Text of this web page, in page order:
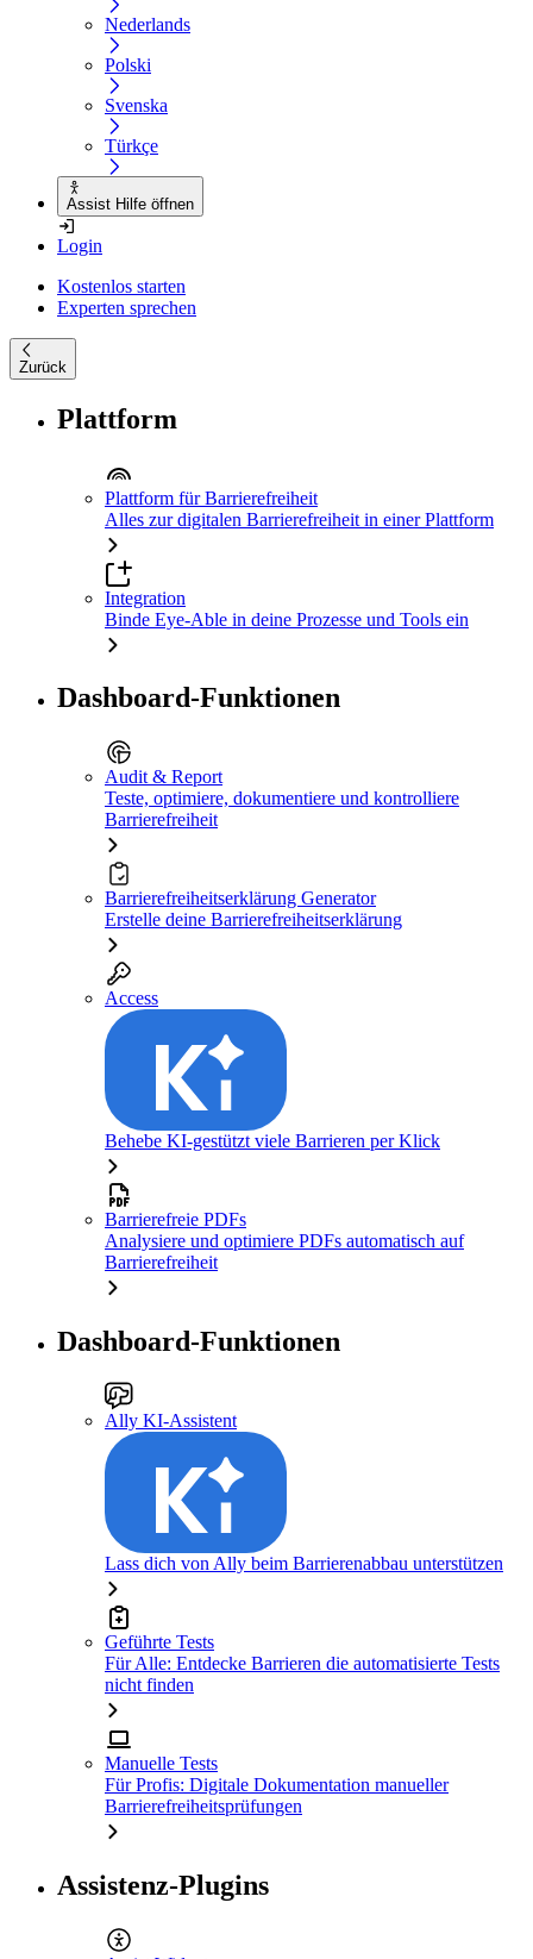
Nederlands
Polski
Svenska
Türkçe
Assist Hilfe öffnen
Login
Kostenlos starten
Experten sprechen
Zurück
Plattform
Plattform für Barrierefreiheit
Alles zur digitalen Barrierefreiheit in einer Plattform
Integration
Binde Eye-Able in deine Prozesse und Tools ein
Dashboard-Funktionen
Audit & Report
Teste, optimiere, dokumentiere und kontrolliere
Barrierefreiheit
Barrierefreiheitserklärung Generator
Erstelle deine Barrierefreiheitserklärung
Access
Behebe KI-gestützt viele Barrieren per Klick
Barrierefreie PDFs
Analysiere und optimiere PDFs automatisch auf
Barrierefreiheit
Dashboard-Funktionen
Ally KI-Assistent
Lass dich von Ally beim Barrierenabbau unterstützen
Geführte Tests
Für Alle: Entdecke Barrieren die automatisierte Tests
nicht finden
Manuelle Tests
Für Profis: Digitale Dokumentation manueller
Barrierefreiheitsprüfungen
Assistenz-Plugins